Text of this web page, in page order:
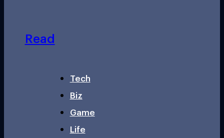
Read
Tech
Biz
Game
Life